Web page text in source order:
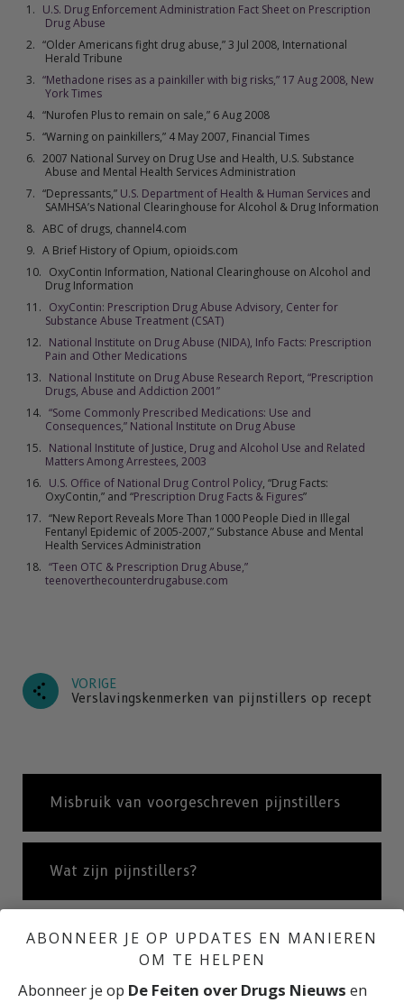
U.S. Drug Enforcement Administration Fact Sheet on Prescription
Drug Abuse
“Older Americans fight drug abuse,” 3 Jul 2008, International
Herald Tribune
“Methadone rises as a painkiller with big risks,” 17 Aug 2008, New
York Times
“Nurofen Plus to remain on sale,” 6 Aug 2008
“Warning on painkillers,” 4 May 2007, Financial Times
2007 National Survey on Drug Use and Health, U.S. Substance
Abuse and Mental Health Services Administration
“Depressants,” U.S. Department of Health & Human Services and
SAMHSA’s National Clearinghouse for Alcohol & Drug Information
ABC of drugs, channel4.com
A Brief History of Opium, opioids.com
OxyContin Information, National Clearinghouse on Alcohol and
Drug Information
OxyContin: Prescription Drug Abuse Advisory, Center for
Substance Abuse Treatment (CSAT)
National Institute on Drug Abuse (NIDA), Info Facts: Prescription
Pain and Other Medications
National Institute on Drug Abuse Research Report, “Prescription
Drugs, Abuse and Addiction 2001”
“Some Commonly Prescribed Medications: Use and
Consequences,” National Institute on Drug Abuse
National Institute of Justice, Drug and Alcohol Use and Related
Matters Among Arrestees, 2003
U.S. Office of National Drug Control Policy, “Drug Facts:
OxyContin,” and “Prescription Drug Facts & Figures”
“New Report Reveals More Than 1000 People Died in Illegal
Fentanyl Epidemic of 2005-2007,” Substance Abuse and Mental
Health Services Administration
“Teen OTC & Prescription Drug Abuse,”
teenoverthecounterdrugabuse.com
VORIGE
Verslavingskenmerken van pijnstillers op recept
Misbruik van voorgeschreven pijnstillers
Wat zijn pijnstillers?
Begrijpen waarom pijnstillers zo
verslavend werken
ABONNEER JE OP UPDATES EN MANIEREN
OM TE HELPEN
Abonneer je op De Feiten over Drugs Nieuws en